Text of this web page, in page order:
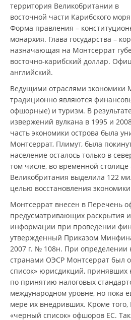
территория Великобритании в
восточной части Карибского
Форма правления –
монархия. Глава государства –
назначающая на Монтсеррат
восточно-карибский доллар.
английский.
Ведущими отраслями экономики
традиционно являются
офшорные) и туризм. В
извержений вулкана в 1995 и
часть экономики острова была
Монтсеррат, Плимут, была
население осталось только в
том числе, во временной столице
Великобритания выделила 122
целью восстановления
Монтсеррат внесен в Перечень
предусматривающих раскрытия
информации при проведении
утвержденный Приказом
2007 г. № 108н. При определении
странами ОЭСР Монтсеррат был
список» юрисдикций, принявших
по принятию налоговых
международном уровне, но пока
мере их внедривших. Кроме
«черный список» офшоров ЕС.